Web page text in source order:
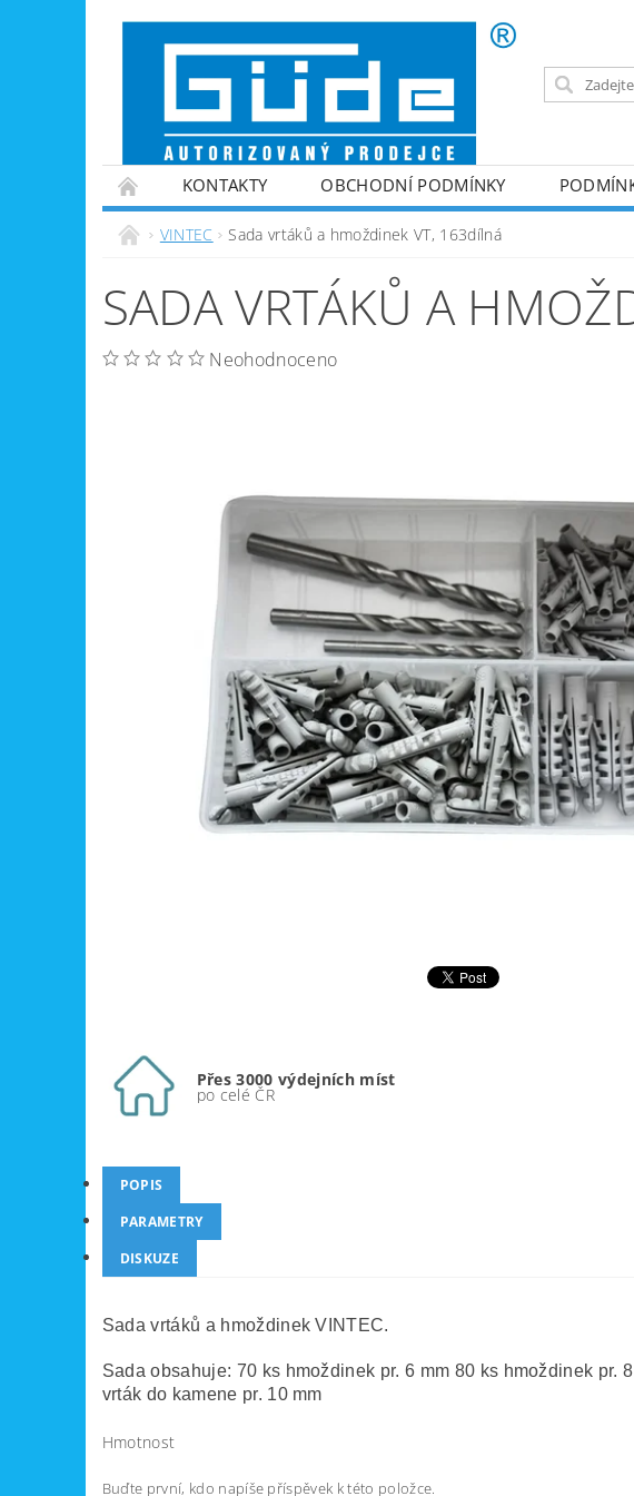
KONTAKTY OBCHODNÍ PODMÍNKY
VINTEC
ZPRACOVÁNÍ PALIVOVÉHO DŘEVA
GENERÁTORY PROUDU
VYBAVENÍ DÍLEN RUČNÍ
NABÍJEČKY BATERIÍ
VINTEC Sada vrtáků a hmoždinek VT, 163dílná
SADA VRTÁKŮ A
Neohodnoceno
Přes 3000 výdejních míst
po celé ČR
POPIS
PARAMETRY
DISKUZE
Sada vrtáků a hmoždinek VINTEC.
Sada obsahuje: 70 ks hmoždinek pr. 6 mm 80 ks hmoždinek pr.
vrták do kamene pr. 10 mm
Hmotnost
Buďte první, kdo napíše příspěvek k této položce.